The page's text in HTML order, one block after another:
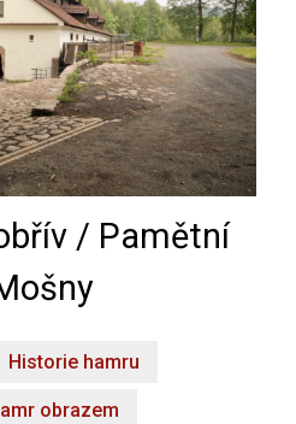
/ Pamětní
Historie hamru
obrazem